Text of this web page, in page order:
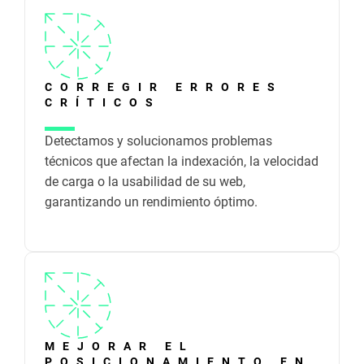
CORREGIR ERRORES
CRÍTICOS
Detectamos y solucionamos problemas
técnicos que afectan la indexación, la velocidad
de carga o la usabilidad de su web,
garantizando un rendimiento óptimo.
MEJORAR EL